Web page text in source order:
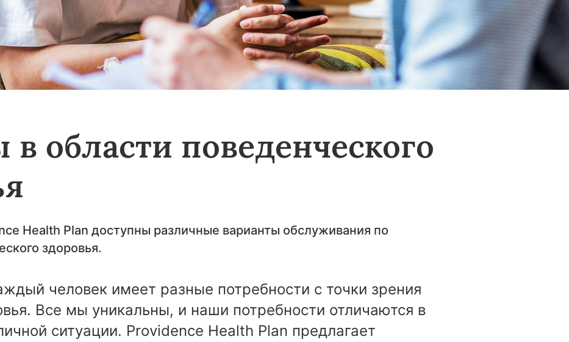
в области поведенческого
Health Plan доступны различные варианты обслуживания по
здоровья.
человек имеет разные потребности с точки зрения
Все мы уникальны, и наши потребности отличаются в
ситуации. Providence Health Plan предлагает